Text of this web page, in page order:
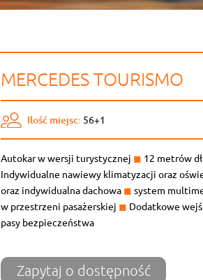
MERCEDES TOURISMO
Ilość miejsc: 56+1
Autokar w wersji turystycznej ◼ 12 metrów
Indywidualne nawiewy klimatyzacji oraz
oraz indywidualna dachowa ◼ system
w przestrzeni pasażerskiej ◼ Dodatkowe
pasy bezpieczeństwa
Zapytaj o dostępność